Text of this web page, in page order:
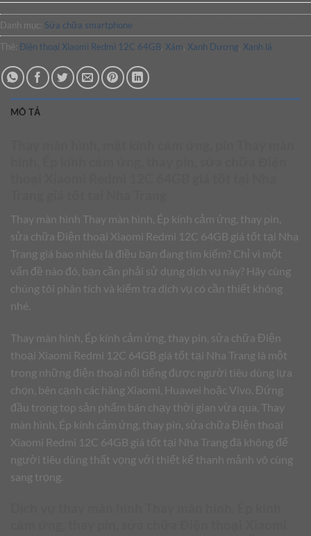
Danh mục: Sửa chữa smartphone
Thẻ: Điện thoại Xiaomi Redmi 12C 64GB Xám Xanh Dương Xanh lá
MÔ TẢ
Thay màn hình Thay màn hình, Ép kính cảm ứng, thay pin,
sửa chữa Điện thoại Xiaomi Redmi 12C 64GB giá tốt tại Nha
Trang giá bao nhiêu là điều bạn đang tìm kiếm? Chỉ vì một
vấn đề nào đó, bạn cần phải sử dụng dịch vụ này? Hãy cùng
chúng tôi phân tích và kiểm tra dịch vụ có cần thiết không
nhé.
Thay màn hình, Ép kính cảm ứng, thay pin, sửa chữa Điện
thoại Xiaomi Redmi 12C 64GB giá tốt tại Nha Trang là một
trong những điện thoại nổi tiếng được người tiêu dùng lựa
chọn, bên cạnh các hãng Xiaomi, Huawei hoặc Vivo. Đứng
đầu trong top sản phẩm bán chạy thời gian vừa qua, Thay
màn hình, Ép kính cảm ứng, thay pin, sửa chữa Điện thoại
Xiaomi Redmi 12C 64GB giá tốt tại Nha Trang đã không để
người tiêu dùng thất vọng với thiết kế thanh mảnh vô cùng
sang trọng.